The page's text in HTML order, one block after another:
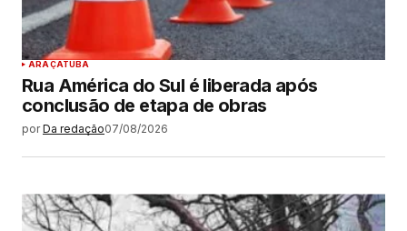
ARAÇATUBA
Rua América do Sul é liberada após
conclusão de etapa de obras
por Da redação07/08/2026